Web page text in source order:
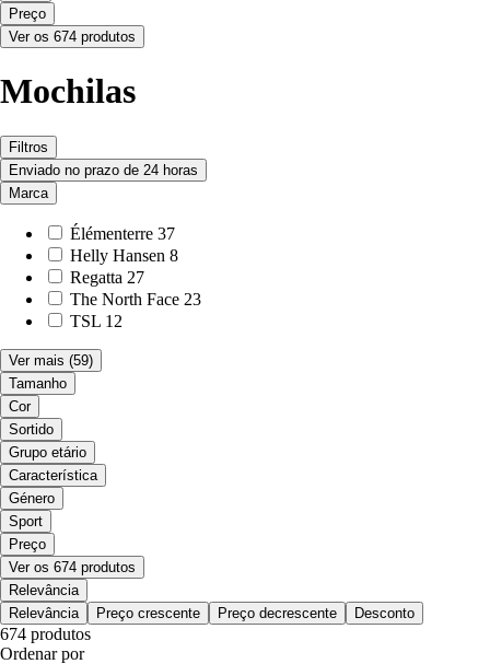
Preço
Ver os 674 produtos
Mochilas
Filtros
Enviado no prazo de 24 horas
Marca
Élémenterre 37
Helly Hansen 8
Regatta 27
The North Face 23
TSL 12
Ver mais (59)
Tamanho
Cor
Sortido
Grupo etário
Característica
Género
Sport
Preço
Ver os 674 produtos
Relevância
Relevância
Preço crescente Preço decrescente Desconto
674 produtos
Ordenar por